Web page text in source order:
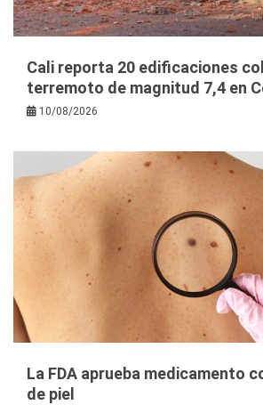
Cali reporta 20 edificaciones
terremoto de magnitud 7,4 en
10/08/2026
La FDA aprueba medicamento
de piel